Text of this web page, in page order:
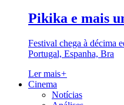
Pikika e mais
Festival chega à décima
Portugal, Espanha, Bra
Ler mais+
Cinema
Notícias